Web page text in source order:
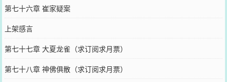
第七十六章 崔家疑案
上架感言
第七十七章 大夏龙雀（求订阅求月票）
第七十八章 神佛俱散（求订阅求月票）